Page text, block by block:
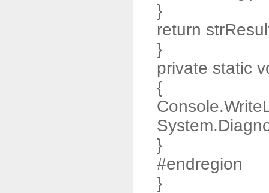
}
return
}
private static
{
}
#endregion
}